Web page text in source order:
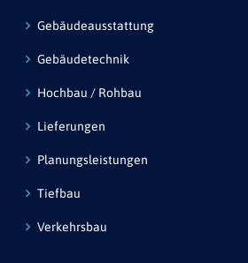
Gebäudeausstattung
Gebäudetechnik
Hochbau / Rohbau
Lieferungen
Planungsleistungen
Tiefbau
Verkehrsbau